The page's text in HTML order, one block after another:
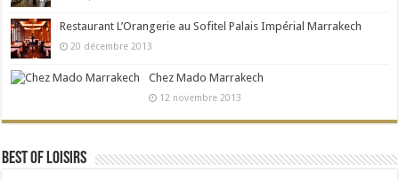
Restaurant L’Orangerie au Sofitel Palais Impérial Marrakech
20 décembre 2013
Chez Mado Marrakech
12 novembre 2013
Best Of Loisirs